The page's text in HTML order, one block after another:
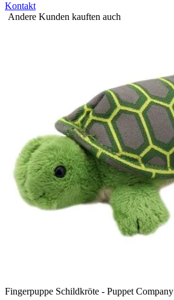
Kontakt
Andere Kunden kauften auch
Fingerpuppe Schildkröte - Puppet Company